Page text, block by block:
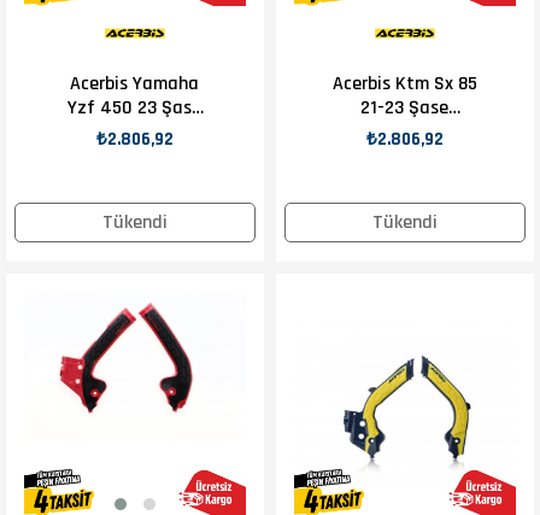
Tükendi
Acerbis Yamaha
Yzf 450 23 Şase
Koruma Siyah Mavi
₺2.806,92
Tükendi
Acerbis Ktm Sx 85
21-23 Şase
Koruma Turuncu
₺2.806,92